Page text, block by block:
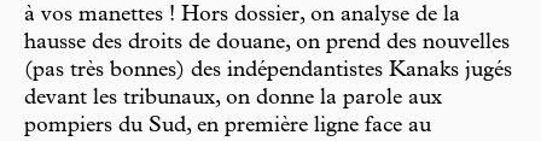
à vos manettes ! Hors dossier, on analyse de la
hausse des droits de douane, on prend des nouvelles
(pas très bonnes) des indépendantistes Kanaks jugés
devant les tribunaux, on donne la parole aux
pompiers du Sud, en première ligne face au